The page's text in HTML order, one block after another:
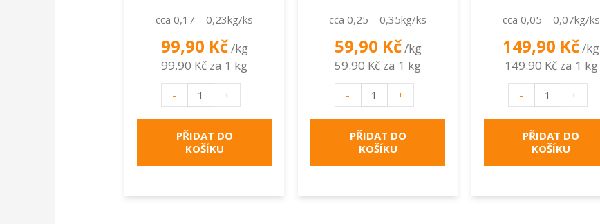
cca 0,17 – 0,23kg/ks
99,90 Kč/kg
99.90 Kč za 1 kg
-
množství
+
PŘIDAT DO
KOŠÍKU
cca 0,25 – 0,35kg/ks
59,90 Kč/kg
59.90 Kč za 1 kg
-
množství
+
PŘIDAT DO
KOŠÍKU
cca 0,05 – 0,07kg/ks
149,90 Kč/kg
149.90 Kč za 1 kg
-
množství
+
PŘIDAT DO
KOŠÍKU